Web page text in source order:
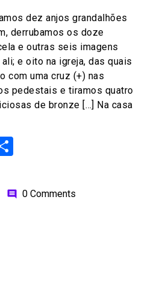
dez anjos grandalhões
derrubamos os doze
e outras seis imagens
e oito na igreja, das quais
com uma cruz (+) nas
pedestais e tiramos quatro
de bronze […] Na casa
comment 0 Comments